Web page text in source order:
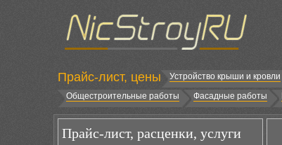
Прайс-лист, цены Устройство крыши и кровли
Общестроительные работы
Фасадные работы
Прайс-лист, расценки, услуги